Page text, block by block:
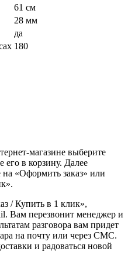
61 см
28 мм
да
180
магазине выберите
его в корзину. Далее
«Оформить заказ» или
/ Купить в 1 клик»,
Вам перезвонит менеджер и
разговора вам придет
на почту или через СМС.
и радоваться новой